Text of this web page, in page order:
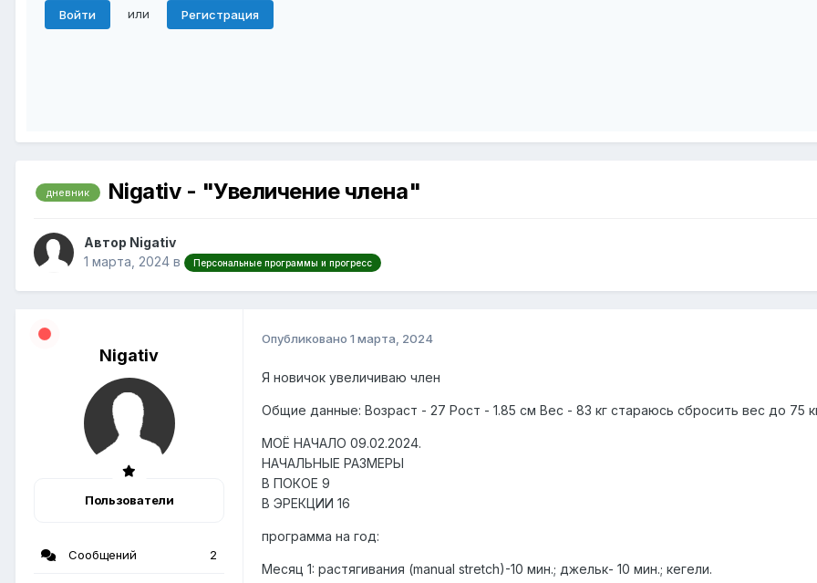
Войти
или Регистрация
дневник Nigativ - "Увеличение члена"
Автор Nigativ
1 марта, 2024 в Персональные программы и прогресс
Nigativ
Пользователи
Сообщений 2
Опубликовано 1 марта, 2024
Я новичок увеличиваю член
Общие данные: Возраст - 27 Рост - 1.85 см Вес - 83 кг стараюсь сбросить вес до 75
МОЁ НАЧАЛО 09.02.2024.
НАЧАЛЬНЫЕ РАЗМЕРЫ
В ПОКОЕ 9
В ЭРЕКЦИИ 16
программа на год:
Месяц 1: растягивания (manual stretch)-10 мин.; джельк- 10 мин.; кегели.